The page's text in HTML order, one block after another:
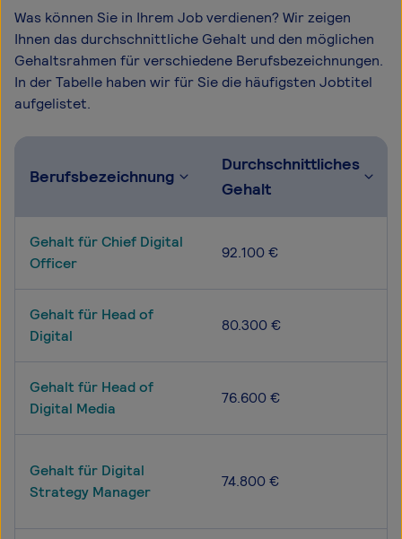
Was können Sie in Ihrem Job verdienen? Wir zeigen
Ihnen das durchschnittliche Gehalt und den möglichen
Gehaltsrahmen für verschiedene Berufsbezeichnungen.
In der Tabelle haben wir für Sie die häufigsten Jobtitel
aufgelistet.
Berufsbezeichnung
Durchschnittliches
Gehalt
Gehalt für Chief Digital
Officer
92.100 €
Gehalt für Head of
Digital
80.300 €
Gehalt für Head of
Digital Media
76.600 €
Gehalt für Digital
Strategy Manager
74.800 €